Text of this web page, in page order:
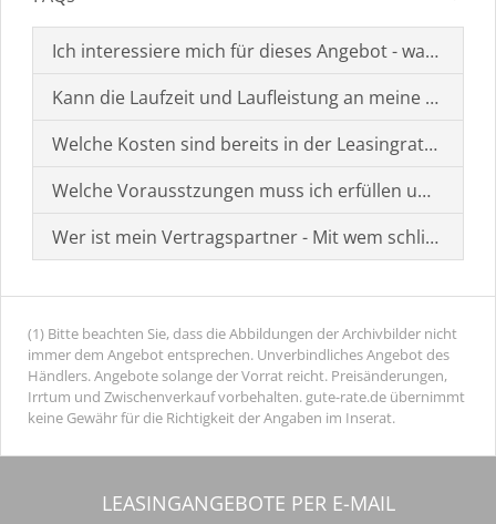
Ich interessiere mich für dieses Angebot - was muss
Kann die Laufzeit und Laufleistung an meine
Welche Kosten sind bereits in der Leasingrate
Welche Vorausstzungen muss ich erfüllen um einen
Wer ist mein Vertragspartner - Mit wem schließe ich
(1) Bitte beachten Sie, dass die Abbildungen der Archivbilder nicht
immer dem Angebot entsprechen. Unverbindliches Angebot des
Händlers. Angebote solange der Vorrat reicht. Preisänderungen,
Irrtum und Zwischenverkauf vorbehalten. gute-rate.de übernimmt
keine Gewähr für die Richtigkeit der Angaben im Inserat.
LEASINGANGEBOTE PER E-MAIL